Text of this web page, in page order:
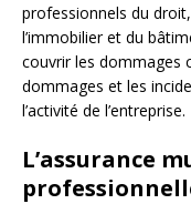
professionnels du
l’immobilier et du
couvrir les dommages
dommages et les
l’activité de l’entreprise.
L’assurance